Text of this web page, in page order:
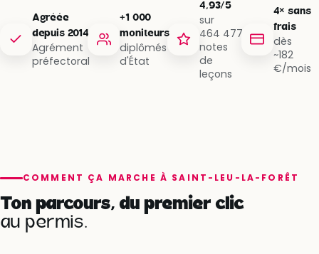
Agréée
depuis 2014
Agrément
préfectoral
+1 000
moniteurs
diplômés
d'État
4,93/5
sur
464 477
notes
de
leçons
4× sans
frais
dès
~182
€/mois
COMMENT ÇA MARCHE À SAINT-LEU-LA-FORÊT
Ton parcours, du premier clic
au permis.